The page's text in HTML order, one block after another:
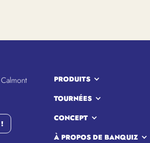
PRODUITS
TOURNÉES
CONCEPT
À PROPOS DE BANQUIZ